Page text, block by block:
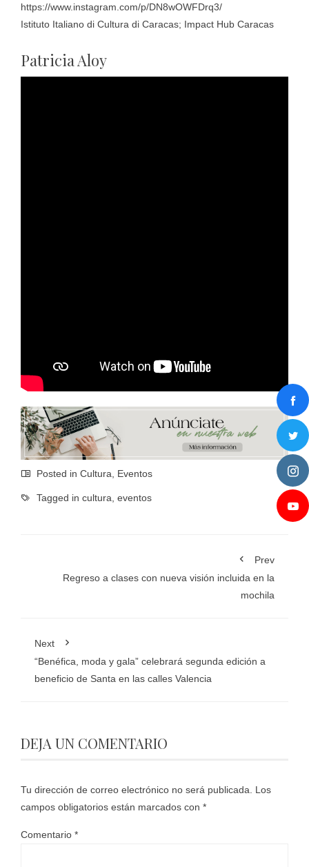
https://www.instagram.com/p/DN8wOWFDrq3/
Istituto Italiano di Cultura di Caracas; Impact Hub Caracas
Patricia Aloy
Posted in Cultura, Eventos
Tagged in cultura, eventos
Prev
Regreso a clases con nueva visión incluida en la
mochila
Next
“Benéfica, moda y gala” celebrará segunda edición a
beneficio de Santa en las calles Valencia
DEJA UN COMENTARIO
Tu dirección de correo electrónico no será publicada. Los
campos obligatorios están marcados con *
Comentario *